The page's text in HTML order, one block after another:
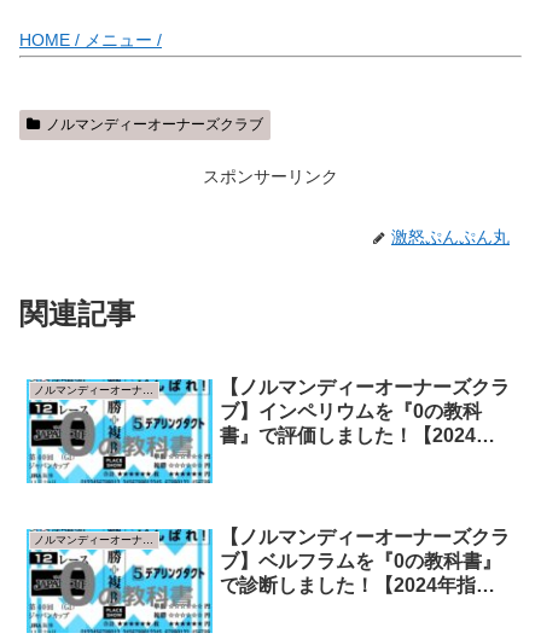
HOME / メニュー /
ノルマンディーオーナーズクラブ
スポンサーリンク
激怒ぷんぷん丸
関連記事
ノルマンディーオーナーズクラブ
【ノルマンディーオーナーズクラ
ブ】インペリウムを『0の教科
書』で評価しました！【2024年
【ノルマンディーオーナーズクラ
ブ】ベルフラムを『0の教科書』
で診断しました！【2024年指標